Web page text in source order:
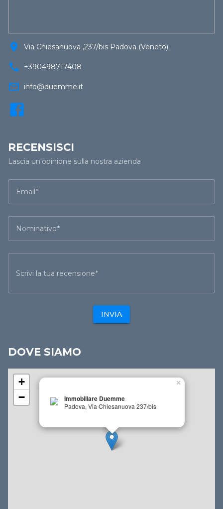
location_on Via Chiesanuova ,237/bis Padova (Veneto)
call +390498717408
mail_outline info@duemme.it
RECENSISCI
Lascia un'opinione sulla nostra azienda
Email
Nominativo
Scrivi la tua recensione
INVIA
DOVE SIAMO
Immobiliare Duemme
Padova, Via Chiesanuova 237/bis
×
+
−